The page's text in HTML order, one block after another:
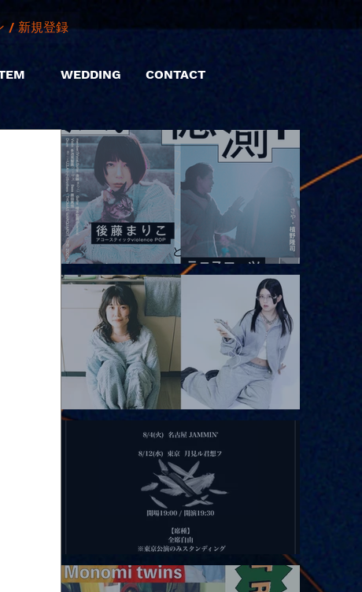
/ 新規登録
WEDDING CONTACT
2026.08.10 |【観覧】「巷のmyストーリー/風の憶測1～後藤まりこ
アコースティックviolence POPとテニスコーツ」
2026.08.12 |【観覧】田澤孝介 ソロワンマン 「Ballad Box 2026」